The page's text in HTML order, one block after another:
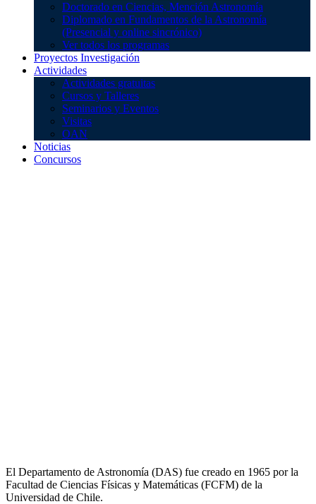
Doctorado en Ciencias, Mención Astronomía
Diplomado en Fundamentos de la Astronomía
(Presencial y online sincrónico)
Ver todos los programas
Proyectos Investigación
Actividades
Actividades gratuitas
Cursos y Talleres
Seminarios y Eventos
Visitas
OAN
Noticias
Concursos
Postgrado
El Departamento de Astronomía (DAS) fue creado en 1965 por la
Facultad de Ciencias Físicas y Matemáticas (FCFM) de la
Universidad de Chile.